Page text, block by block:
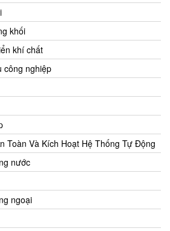
khối
khí chất
công nghiệp
Toàn Và Kích Hoạt Hệ Thống Tự Động
nước
ngoại